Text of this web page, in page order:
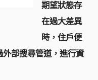
期望狀態存
在過大差異
時，住戶便
部搜尋管道，進行資